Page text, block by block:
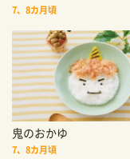
7、8カ月頃
鬼のおかゆ
7、8カ月頃